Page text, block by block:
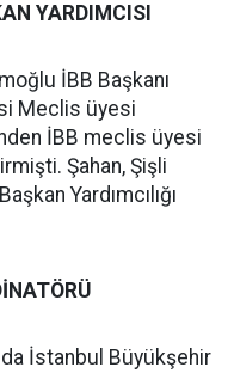
YARDIMCISI
İBB Başkanı
Meclis üyesi
İBB meclis üyesi
Şahan, Şişli
Yardımcılığı
İstanbul Büyükşehir